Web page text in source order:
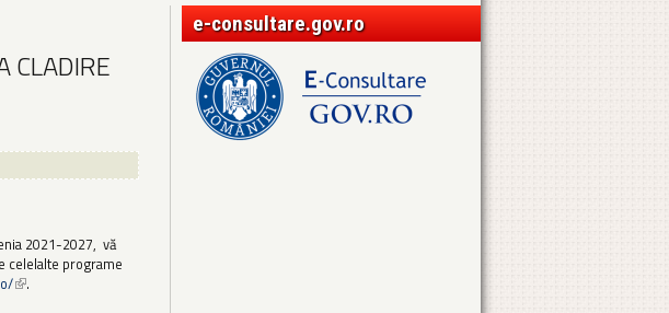
CLADIRE
2021-2027, vă
celelalte programe
(link is external)
.
e-consultare.gov.ro